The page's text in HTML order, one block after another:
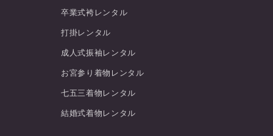
卒業式袴レンタル
打掛レンタル
成人式振袖レンタル
お宮参り着物レンタル
七五三着物レンタル
結婚式着物レンタル